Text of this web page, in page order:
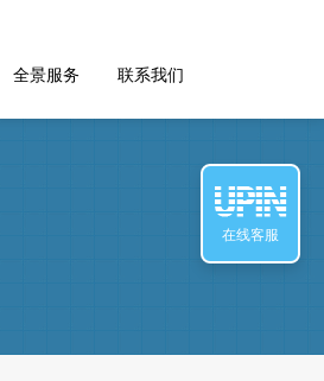
全景服务 联系我们
在线客服